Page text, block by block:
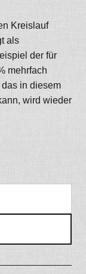
Kreislauf
als
der für
mehrfach
in diesem
wird wieder